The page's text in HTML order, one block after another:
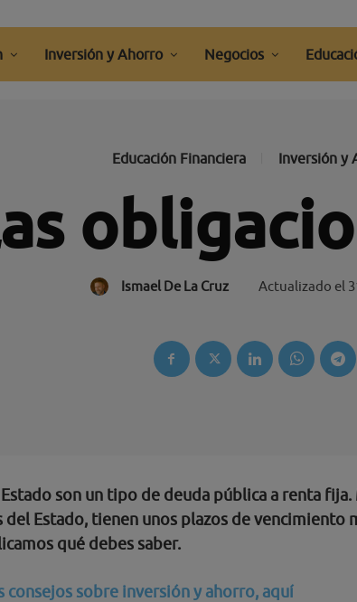
Inversión y Ahorro Negocios
Educación Financiera Inversión y
Ismael De La Cruz Actualizado el
son un tipo de deuda pública a renta fija.
del Estado, tienen unos plazos de vencimiento
qué debes saber.
consejos sobre inversión y ahorro, aquí